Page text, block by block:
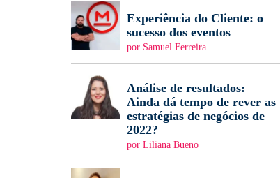
Experiência do Cliente: o
sucesso dos eventos
por Samuel Ferreira
Análise de resultados:
Ainda dá tempo de rever as
estratégias de negócios de
2022?
por Liliana Bueno